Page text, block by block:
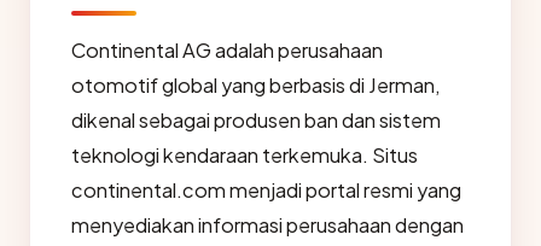
Continental AG adalah perusahaan
otomotif global yang berbasis di Jerman,
dikenal sebagai produsen ban dan sistem
teknologi kendaraan terkemuka. Situs
continental.com menjadi portal resmi yang
menyediakan informasi perusahaan dengan